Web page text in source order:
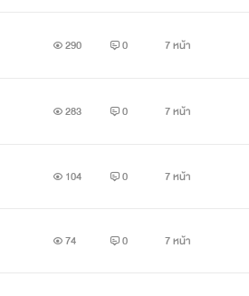
290 0 7 หน้า
283 0 7 หน้า
104 0 7 หน้า
74 0 7 หน้า